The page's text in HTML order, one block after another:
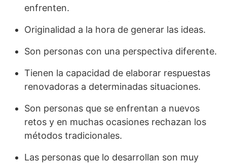
enfrenten.
Originalidad a la hora de generar las ideas.
Son personas con una perspectiva diferente.
Tienen la capacidad de elaborar respuestas
renovadoras a determinadas situaciones.
Son personas que se enfrentan a nuevos
retos y en muchas ocasiones rechazan los
métodos tradicionales.
Las personas que lo desarrollan son muy